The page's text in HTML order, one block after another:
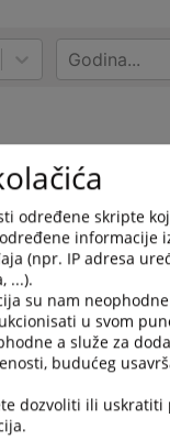
Godina...
nema
određene skripte
informacije
(npr. IP adresa
...).
su nam
u svom
a služe za
budućeg
dozvoliti ili uskratiti